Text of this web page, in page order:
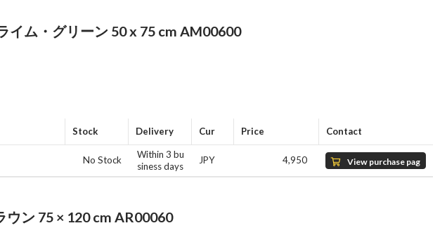
イム・グリーン 50 x 75 cm AM00600
Stock Delivery Cur Price Contact
No Stock
Within 3 bu
siness days
JPY 4,950
View purchase pag
e
ン 75 × 120 cm AR00060